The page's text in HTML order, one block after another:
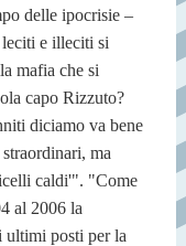
delle ipocrisie –
e illeciti si
mafia che si
capo Rizzuto?
diciamo va bene
ma
caldi'". "Come
al 2006 la
ultimi posti per la